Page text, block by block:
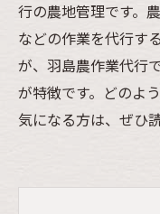
行の農地管理です。
などの作業を代行す
が、羽島農作業代行
が特徴です。どのよ
気になる方は、ぜひ